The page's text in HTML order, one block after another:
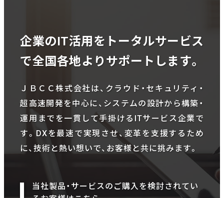
企業のIT活用をトータルサービス
で全国各地よりサポートします。
ＪＢＣＣ株式会社は、クラウド・セキュリティ・
超高速開発を中心に、システムの設計から構築・
運用までを一貫して手掛けるITサービス企業で
す。DXを最速で実現させ、変革を支援するため
に、技術と熱い想いで、お客様と共に挑みます。
当社製品・サービスのご購入を検討されてい